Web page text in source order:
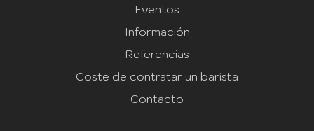
Eventos
Información
Referencias
Coste de contratar un barista
Contacto